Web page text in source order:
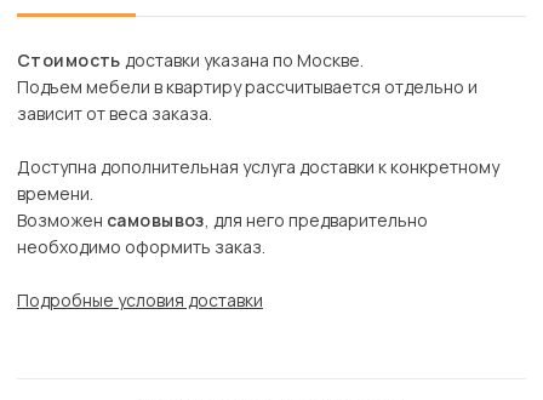
Стоимость доставки указана по Москве.
Подъем мебели в квартиру рассчитывается отдельно и
зависит от веса заказа.
Доступна дополнительная услуга доставки к конкретному
времени.
Возможен самовывоз, для него предварительно
необходимо оформить заказ.
Подробные условия доставки